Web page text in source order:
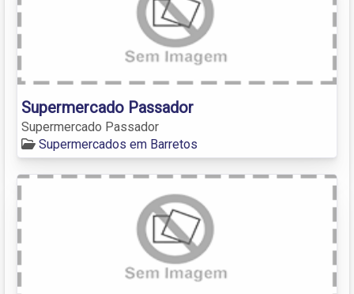
Supermercado Passador
Supermercado Passador
Supermercados em Barretos